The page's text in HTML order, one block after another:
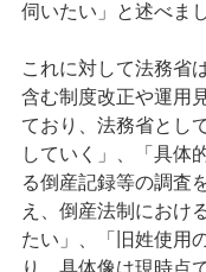
伺いたい」と述べま
これに対して法務省
含む制度改正や運用
ており、法務省とし
していく」、「具体
る倒産記録等の調査
え、倒産法制におけ
たい」、「旧姓使用
り、具体像は現時点